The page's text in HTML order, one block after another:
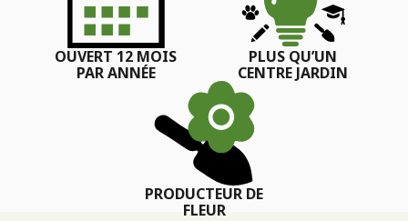
OUVERT 12 MOIS
PAR ANNÉE
PLUS QU’UN
CENTRE JARDIN
PRODUCTEUR DE
FLEUR